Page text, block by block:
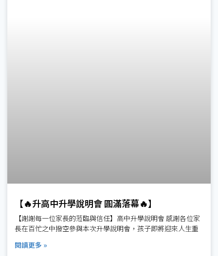
【🔥升高中升學說明會 圓滿落幕🔥】
【謝謝每一位家長的蒞臨與信任】高中升學說明會 感謝各位家
長在百忙之中撥空參與本次升學說明會，孩子即將迎來人生重
閱讀更多 »